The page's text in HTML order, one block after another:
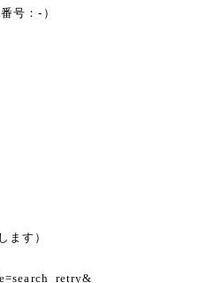
：-）
ます）